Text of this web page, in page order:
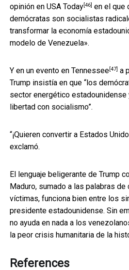
opinión en USA Today[46] en el que
demócratas son socialistas
transformar la economía
modelo de Venezuela».
Y en un evento en Tennessee[47] a
Trump insistía en que “los
sector energético estadounidense
libertad con socialismo”.
“¡Quieren convertir a Estados
exclamó.
El lenguaje beligerante de Trump
Maduro, sumado a las palabras
víctimas, funciona bien entre los
presidente estadounidense. Sin
no ayuda en nada a los
la peor crisis humanitaria de la
References